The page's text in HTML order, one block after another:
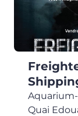
Quai